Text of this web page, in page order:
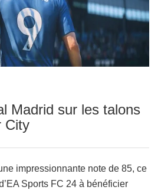
Madrid sur les talons
City
impressionnante note de 85, ce
Sports FC 24 à bénéficier